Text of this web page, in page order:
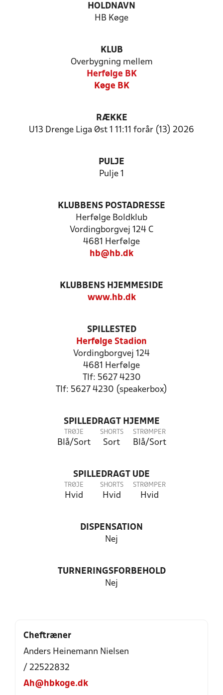
HOLDNAVN
HB Køge
KLUB
Overbygning mellem
Herfølge BK
Køge BK
RÆKKE
U13 Drenge Liga Øst 1 11:11 forår (13) 2026
PULJE
Pulje 1
KLUBBENS POSTADRESSE
Herfølge Boldklub
Vordingborgvej 124 C
4681 Herfølge
hb@hb.dk
KLUBBENS HJEMMESIDE
www.hb.dk
SPILLESTED
Herfølge Stadion
Vordingborgvej 124
4681 Herfølge
Tlf: 5627 4230
Tlf: 5627 4230 (speakerbox)
SPILLEDRAGT HJEMME
TRØJE
Blå/Sort
SHORTS
Sort
STRØMPER
Blå/Sort
SPILLEDRAGT UDE
TRØJE
Hvid
SHORTS
Hvid
STRØMPER
Hvid
DISPENSATION
Nej
TURNERINGSFORBEHOLD
Nej
Cheftræner
Anders Heinemann Nielsen
/ 22522832
Ah@hbkoge.dk